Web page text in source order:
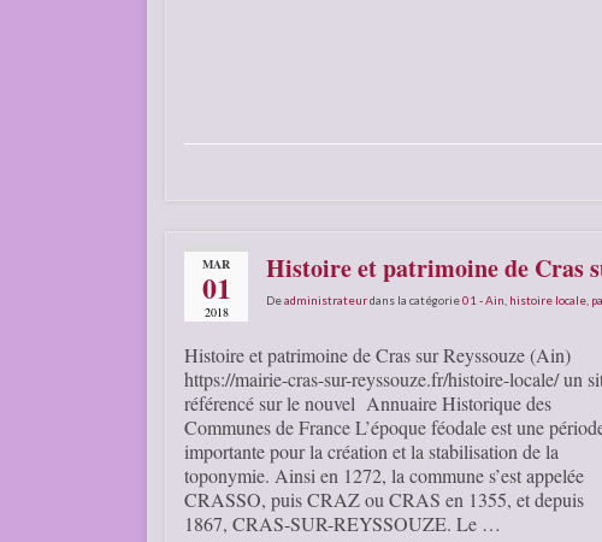
MAR
01
2018
Histoire et patrimoine de Cras
Deadministrateurdans la catégorie01 - Ain histoire locale
Histoire et patrimoine de Cras sur Reyssouze (Ain)
https://mairie-cras-sur-reyssouze.fr/histoire-locale/ un
référencé sur le nouvel Annuaire Historique des
Communes de France L’époque féodale est une
importante pour la création et la stabilisation de la
toponymie. Ainsi en 1272, la commune s’est appelée
CRASSO, puis CRAZ ou CRAS en 1355, et depuis
1867, CRAS-SUR-REYSSOUZE. Le …